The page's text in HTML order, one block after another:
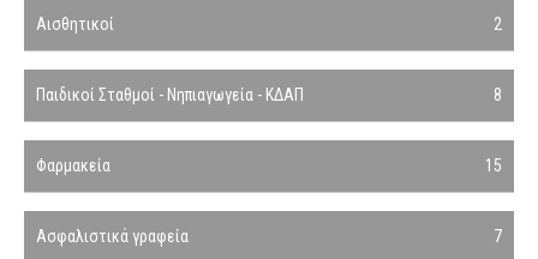
Αισθητικοί 2
Παιδικοί Σταθμοί - Νηπιαγωγεία - ΚΔΑΠ 8
Φαρμακεία 15
Ασφαλιστικά γραφεία 7